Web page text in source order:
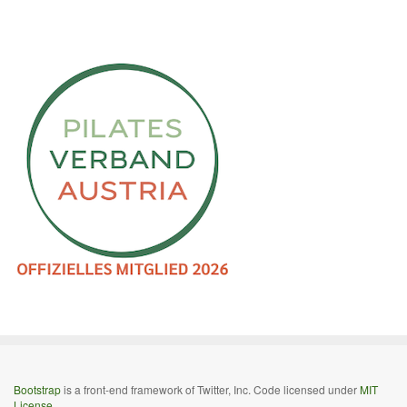
Bootstrapis a front-end framework of Twitter, Inc. Code licensed underMIT